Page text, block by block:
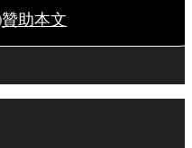
贊助本文